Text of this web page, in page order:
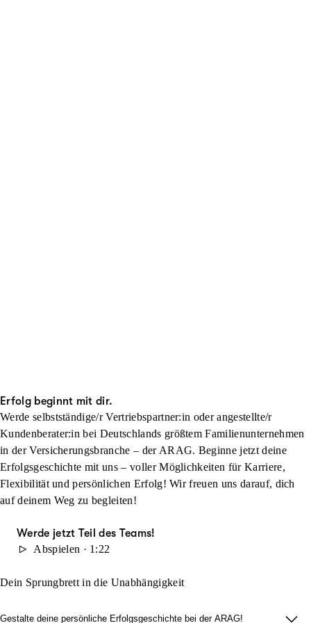
Erfolg beginnt mit dir.
Werde selbstständige/r Vertriebspartner:in oder angestellte/r
Kundenberater:in bei Deutschlands größtem Familienunternehmen
in der Versicherungsbranche – der ARAG. Beginne jetzt deine
Erfolgsgeschichte mit uns – voller Möglichkeiten für Karriere,
Flexibilität und persönlichen Erfolg! Wir freuen uns darauf, dich
auf deinem Weg zu begleiten!
Werde jetzt Teil des Teams!
Abspielen · 1:22
Dein Sprungbrett in die Unabhängigkeit
Gestalte deine persönliche Erfolgsgeschichte bei der ARAG!